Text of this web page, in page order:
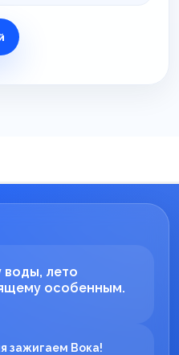
воды, лето
особенным.
зажигаем Вока!